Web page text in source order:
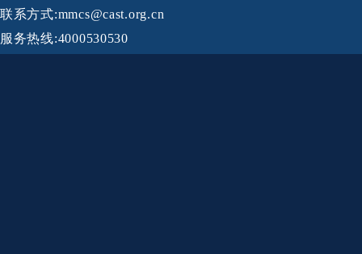
联系方式:mmcs@cast.org.cn
服务热线:4000530530